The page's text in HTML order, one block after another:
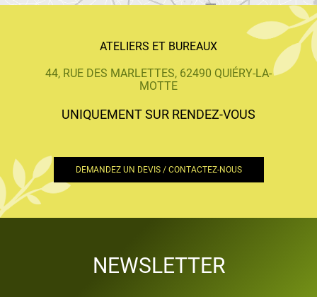
ATELIERS ET BUREAUX
44, RUE DES MARLETTES, 62490 QUIÉRY-LA-
MOTTE
UNIQUEMENT SUR RENDEZ-VOUS
DEMANDEZ UN DEVIS / CONTACTEZ-NOUS
NEWSLETTER